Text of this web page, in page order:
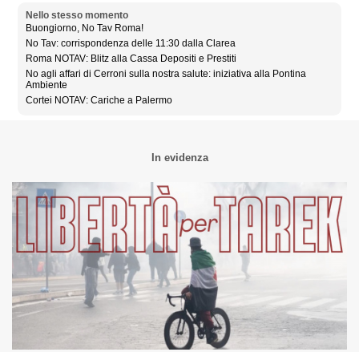
Nello stesso momento
Buongiorno, No Tav Roma!
No Tav: corrispondenza delle 11:30 dalla Clarea
Roma NOTAV: Blitz alla Cassa Depositi e Prestiti
No agli affari di Cerroni sulla nostra salute: iniziativa alla Pontina
Ambiente
Cortei NOTAV: Cariche a Palermo
In evidenza